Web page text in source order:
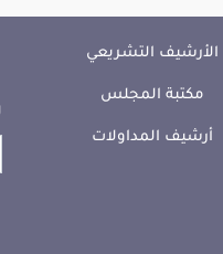
الأرشيف التشريعي
مكتبة المجلس
أرشيف المداولات